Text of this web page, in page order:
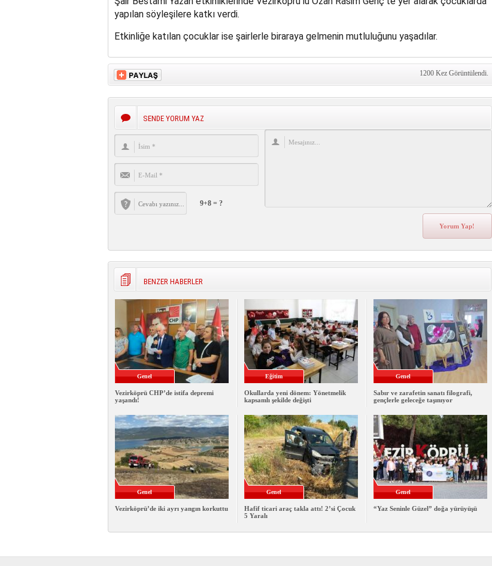
yapılan söyleşilere katkı verdi.
Etkinliğe katılan çocuklar ise şairlerle biraraya gelmenin mutluluğunu yaşadılar.
1200 Kez Görüntülendi.
SENDE YORUM YAZ
9+8 = ?
BENZER HABERLER
Genel
Vezirköprü CHP’de istifa depremi
yaşandı!
Eğitim
Okullarda yeni dönem: Yönetmelik
kapsamlı şekilde değişti
Genel
Sabır ve zarafetin sanatı filografi,
gençlerle geleceğe taşınıyor
Genel
Vezirköprü’de iki ayrı yangın korkuttu
Genel
Hafif ticari araç takla attı! 2’si Çocuk
5 Yaralı
Genel
“Yaz Seninle Güzel” doğa yürüyüşü